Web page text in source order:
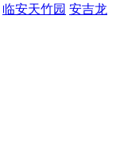
临安天竹园 安吉龙